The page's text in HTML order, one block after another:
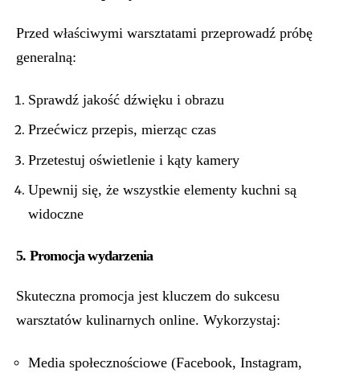
Przed właściwymi warsztatami przeprowadź próbę
generalną:
Sprawdź jakość dźwięku i obrazu
Przećwicz przepis, mierząc czas
Przetestuj oświetlenie i kąty kamery
Upewnij się, że wszystkie elementy kuchni są
widoczne
5. Promocja wydarzenia
Skuteczna promocja jest kluczem do sukcesu
warsztatów kulinarnych online. Wykorzystaj:
Media społecznościowe (Facebook, Instagram,